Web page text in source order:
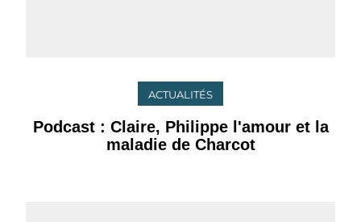
ACTUALITÉS
Podcast : Claire, Philippe l'amour et la
maladie de Charcot